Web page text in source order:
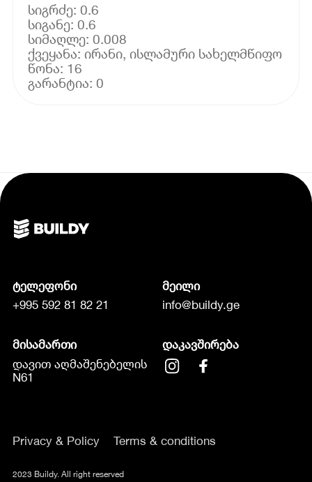
სიგრძე: 0.6
სიგანე: 0.6
სიმაღლე: 0.008
ქვეყანა: ირანი, ისლამური სახელმწიფო
წონა: 16
ტელეფონი
+995 592 81 82 21
მეილი
info@buildy.ge
მისამართი
დავით აღმაშენებელის
N61
დაკავშირება
Privacy & Policy Terms & conditions
2023 Buildy. All right reserved